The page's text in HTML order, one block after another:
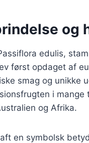
og
edulis,
først opdaget af
smag og unikke
i
og Afrika.
en symbolsk